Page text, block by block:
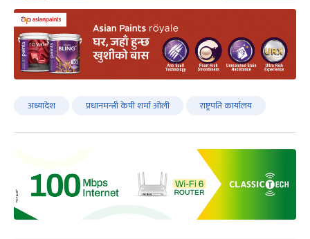
अध्यादेश प्रधानमन्त्री केपी शर्मा ओली राष्ट्रपति कार्यालय